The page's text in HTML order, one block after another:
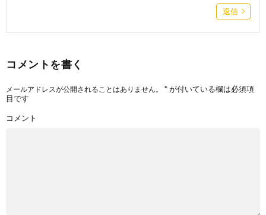
返信
コメントを書く
メールアドレスが公開されることはありません。 *が付いている欄は必須項
目です
コメント